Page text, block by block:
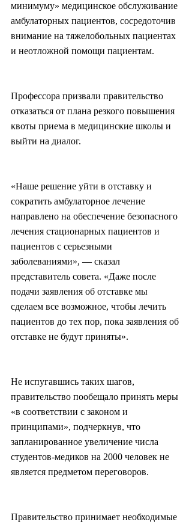
минимуму» медицинское обслуживание
амбулаторных пациентов, сосредоточив
внимание на тяжелобольных пациентах
и неотложной помощи пациентам.
Профессора призвали правительство
отказаться от плана резкого повышения
квоты приема в медицинские школы и
выйти на диалог.
«Наше решение уйти в отставку и
сократить амбулаторное лечение
направлено на обеспечение безопасного
лечения стационарных пациентов и
пациентов с серьезными
заболеваниями», — сказал
представитель совета. «Даже после
подачи заявления об отставке мы
сделаем все возможное, чтобы лечить
пациентов до тех пор, пока заявления об
отставке не будут приняты».
Не испугавшись таких шагов,
правительство пообещало принять меры
«в соответствии с законом и
принципами», подчеркнув, что
запланированное увеличение числа
студентов-медиков на 2000 человек не
является предметом переговоров.
Правительство принимает необходимые